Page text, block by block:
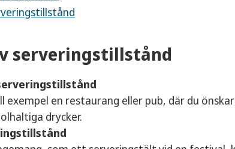
serveringstillstånd
exempel en restaurang eller pub, där du
drycker.